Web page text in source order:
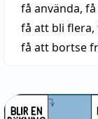
få använda, få
få att bli flera,
få att bortse